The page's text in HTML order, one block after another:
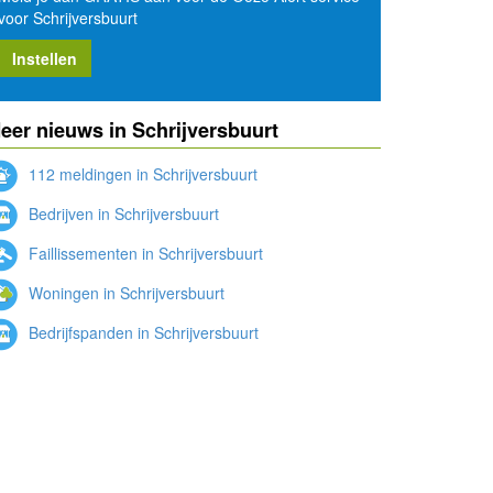
Schrijversbuurt
Instellen
nieuws in Schrijversbuurt
112 meldingen in Schrijversbuurt
Bedrijven in Schrijversbuurt
Faillissementen in Schrijversbuurt
Woningen in Schrijversbuurt
Bedrijfspanden in Schrijversbuurt